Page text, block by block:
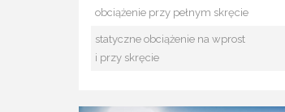
obciążenie przy pełnym skręcie
statyczne obciążenie na wprost
i przy skręcie